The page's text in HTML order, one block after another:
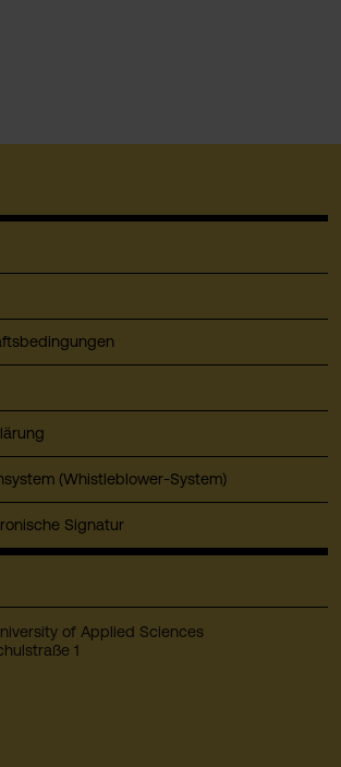
(Whistleblower-System)
Signatur
of Applied Sciences
1